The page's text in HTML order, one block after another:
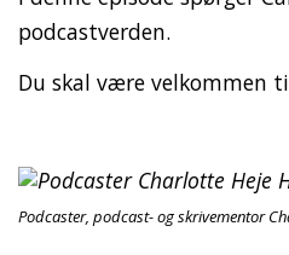
podcastverden.
Du skal være velkommen
Podcaster, podcast- og skrivementor